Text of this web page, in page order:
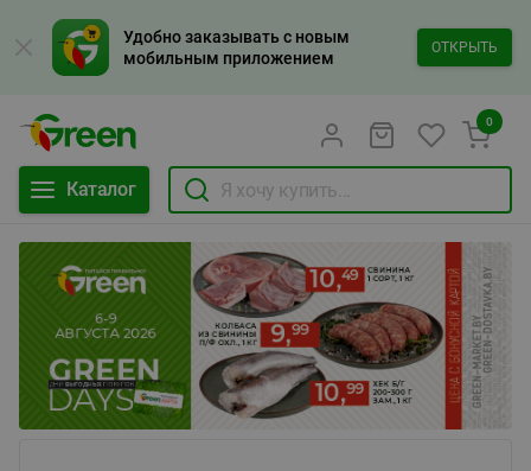
Удобно заказывать с новым
мобильным приложением
ОТКРЫТЬ
Каталог
0